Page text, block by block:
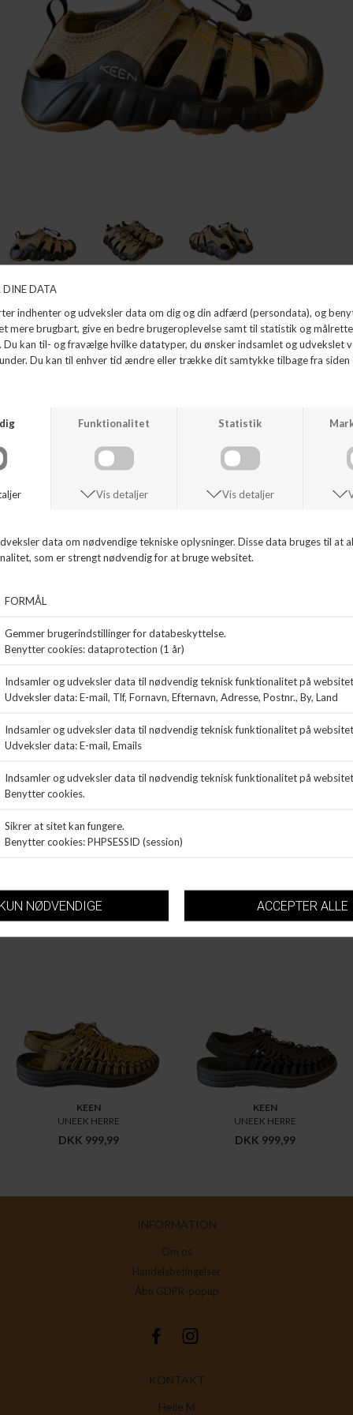
HYPERPORT H2
KEEN
DKK 1.099,99
KEEN
UNEEK
KEEN
UNEEK HERRE
DKK 999,99
KEEN
UNEEK HERRE
DKK 999,99
INFORMATION
Om os
Handelsbetingelser
Åbn GDPR-popup
KONTAKT
Helle M